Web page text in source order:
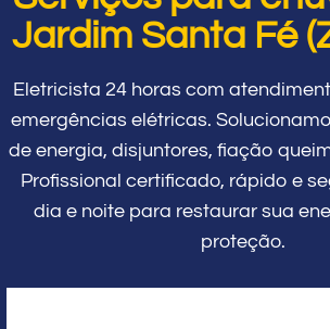
Jardim Santa Fé
Eletricista 24 horas com
emergências elétricas.
de energia, disjuntores, fiação
Profissional certificado, rápido e
dia e noite para restaurar sua
proteção.